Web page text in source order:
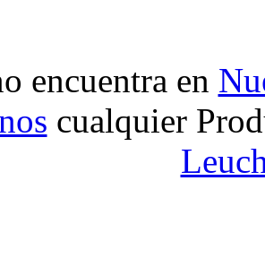
encuentra en
cualquier